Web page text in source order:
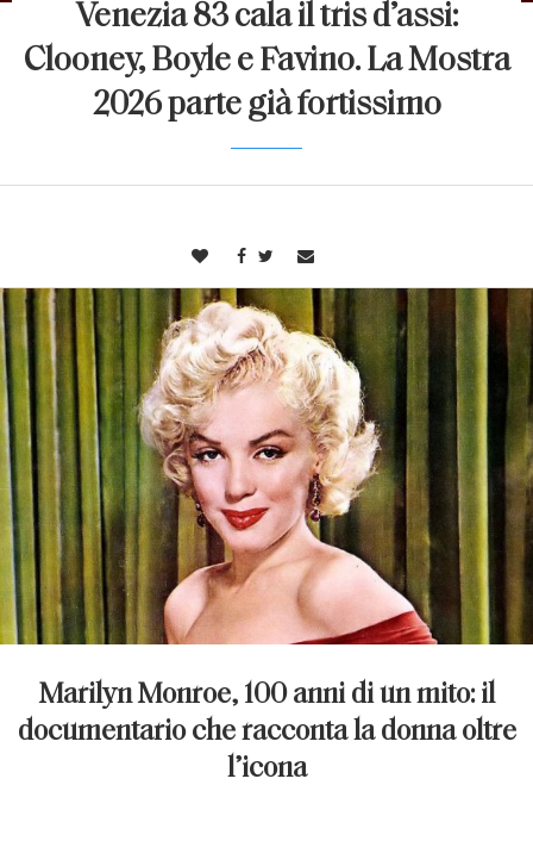
Venezia 83 cala il tris d’assi:
Clooney, Boyle e Favino. La Mostra
2026 parte già fortissimo
Marilyn Monroe, 100 anni di un mito: il
documentario che racconta la donna oltre
l’icona